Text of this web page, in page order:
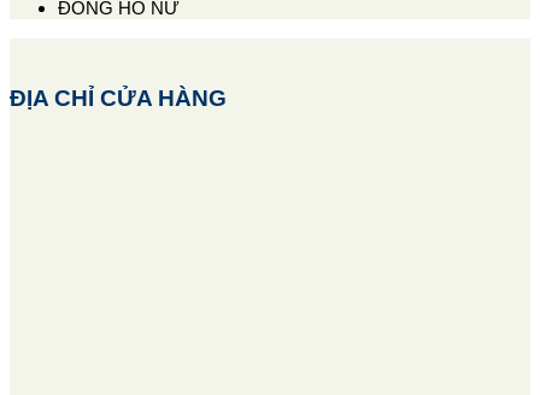
ĐỒNG HỒ NỮ
ĐỊA CHỈ CỬA HÀNG